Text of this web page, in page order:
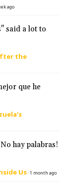
ago
said a lot to
the
que he
hay palabras!
Us·1 month ago